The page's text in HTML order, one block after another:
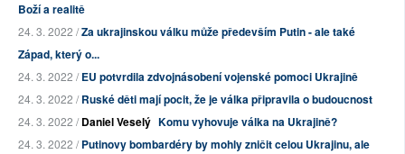
Boží a realitě
24. 3. 2022 /Za ukrajinskou válku může především Putin - ale také
Západ, který o...
24. 3. 2022 /EU potvrdila zdvojnásobení vojenské pomoci Ukrajině
24. 3. 2022 /Ruské děti mají pocit, že je válka připravila o budoucnost
24. 3. 2022 /Daniel Veselý Komu vyhovuje válka na Ukrajině?
24. 3. 2022 /Putinovy bombardéry by mohly zničit celou Ukrajinu, ale